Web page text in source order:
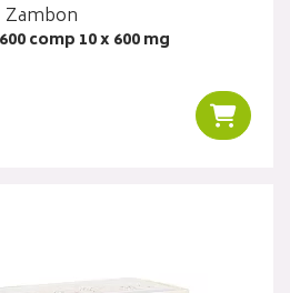
Zambon
comp 10 x 600 mg